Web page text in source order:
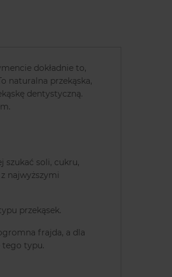
dokładnie to,
naturalna przekąska,
dentystyczną.
szukać soli, cukru,
najwyższymi
przekąsek.
frajda, a dla
tego typu.